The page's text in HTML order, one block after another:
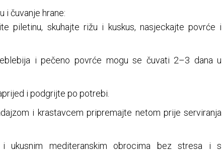
i čuvanje hrane:
piletinu, skuhajte rižu i kuskus, nasjeckajte povrće i
i pečeno povrće mogu se čuvati 2–3 dana u
i podgrijte po potrebi.
i krastavcem pripremajte netom prije serviranja
ukusnim mediteranskim obrocima bez stresa i s